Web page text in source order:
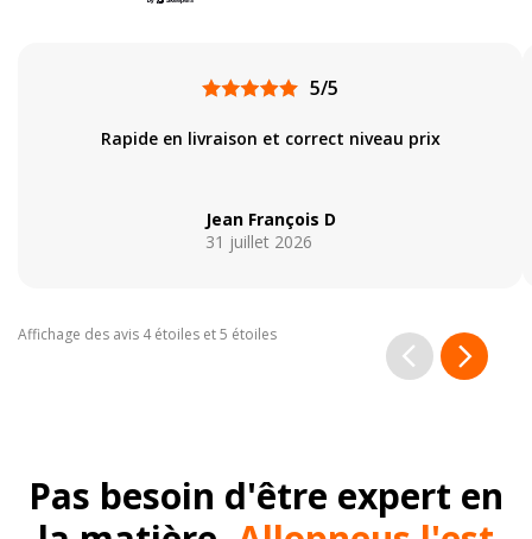
5/5
Rapide en livraison et correct niveau prix
Jean François D
31 juillet 2026
Affichage des avis 4 étoiles et 5 étoiles
Pas besoin d'être expert en